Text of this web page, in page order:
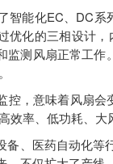
智能化EC、DC
优化的三相设计
监测风扇正常工
控，意味着风扇
效率、低功耗、大
备、医药自动化